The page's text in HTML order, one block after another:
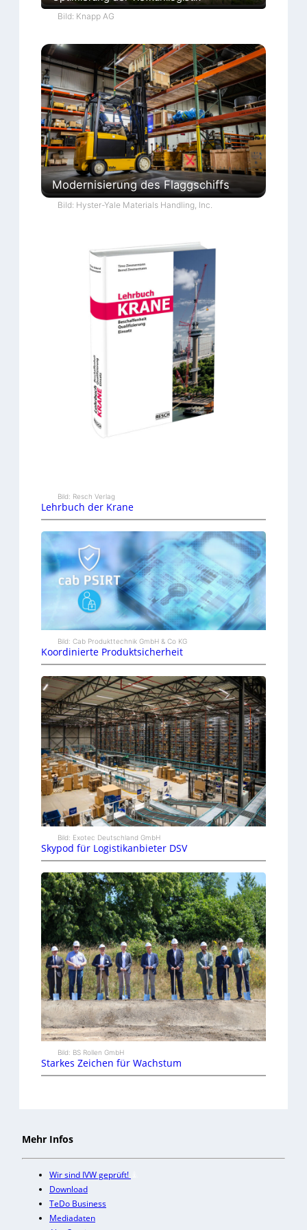
Bild: Knapp AG
Modernisierung des Flaggschiffs
Bild: Hyster-Yale Materials Handling, Inc.
Bild: Resch Verlag
Lehrbuch der Krane
Bild: Cab Produkttechnik GmbH & Co KG
Koordinierte Produktsicherheit
Bild: Exotec Deutschland GmbH
Skypod für Logistikanbieter DSV
Bild: BS Rollen GmbH
Starkes Zeichen für Wachstum
Mehr Infos
Wir sind IVW geprüft!
Download
TeDo Business
Mediadaten